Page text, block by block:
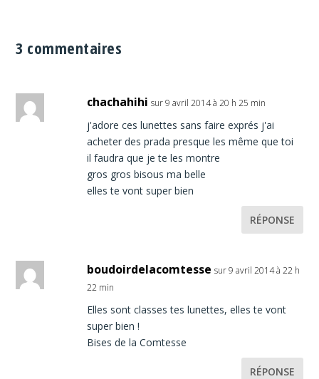
3 commentaires
chachahihi sur 9 avril 2014 à 20 h 25 min
j'adore ces lunettes sans faire exprés j'ai
acheter des prada presque les même que toi
il faudra que je te les montre
gros gros bisous ma belle
elles te vont super bien
RÉPONSE
boudoirdelacomtesse sur 9 avril 2014 à 22 h
22 min
Elles sont classes tes lunettes, elles te vont
super bien !
Bises de la Comtesse
RÉPONSE